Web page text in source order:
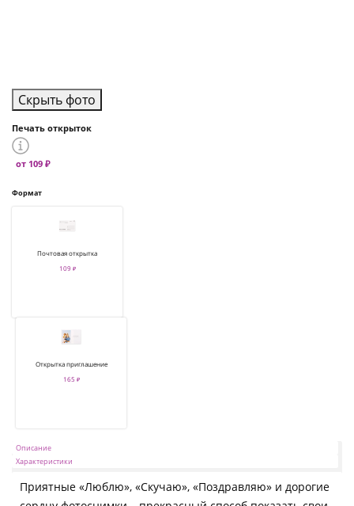
Скрыть фото
Печать открыток
от 109 ₽
Формат
Почтовая открытка
109 ₽
Открытка приглашение
165 ₽
Описание
Характеристики
Приятные «Люблю», «Скучаю», «Поздравляю» и дорогие